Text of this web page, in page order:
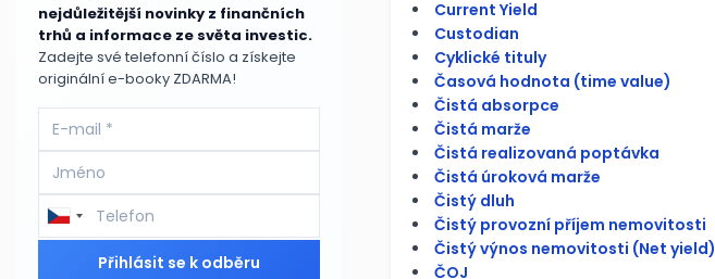
nejdůležitější novinky z finančních
trhů a informace ze světa investic.
Zadejte své telefonní číslo a získejte
originální e-booky ZDARMA!
Přihlásit se k odběru
Current Yield
Custodian
Cyklické tituly
Časová hodnota (time value)
Čistá absorpce
Čistá marže
Čistá realizovaná poptávka
Čistá úroková marže
Čistý dluh
Čistý provozní příjem nemovitosti
Čistý výnos nemovitosti (Net yield)
ČOJ